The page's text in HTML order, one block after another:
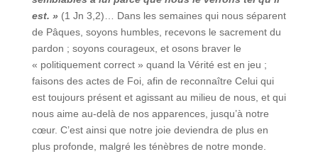
est. »(1 Jn 3,2)… Dans les semaines qui nous séparent
de Pâques, soyons humbles, recevons le sacrement du
pardon ; soyons courageux, et osons braver le
« politiquement correct » quand la Vérité est en jeu ;
faisons des actes de Foi, afin de reconnaître Celui qui
est toujours présent et agissant au milieu de nous, et qui
nous aime au-delà de nos apparences, jusqu’à notre
cœur. C’est ainsi que notre joie deviendra de plus en
plus profonde, malgré les ténèbres de notre monde.